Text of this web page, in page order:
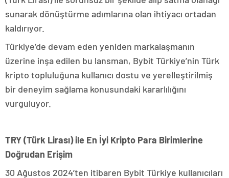
sunarak dönüştürme adımlarına olan ihtiyacı ortadan
kaldırıyor.
Türkiye’de devam eden yeniden markalaşmanın
üzerine inşa edilen bu lansman, Bybit Türkiye’nin Türk
kripto topluluğuna kullanıcı dostu ve yerelleştirilmiş
bir deneyim sağlama konusundaki kararlılığını
vurguluyor.
TRY (Türk Lirası) ile En İyi Kripto Para Birimlerine
Doğrudan Erişim
30 Ağustos 2024’ten itibaren Bybit Türkiye kullanıcıları